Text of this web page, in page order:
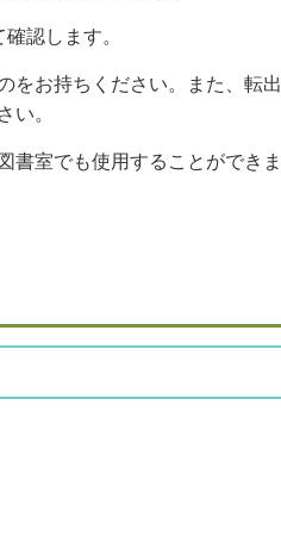
認します。
をお持ちください。また、転出
い。
書室でも使用することができま